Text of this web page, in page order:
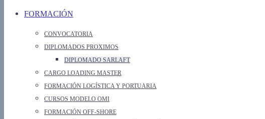
FORMACIÓN
CONVOCATORIA
DIPLOMADOS PROXIMOS
DIPLOMADO SARLAFT
CARGO LOADING MASTER
FORMACIÓN LOGÍSTICA Y PORTUARIA
CURSOS MODELO OMI
FORMACIÓN OFF-SHORE